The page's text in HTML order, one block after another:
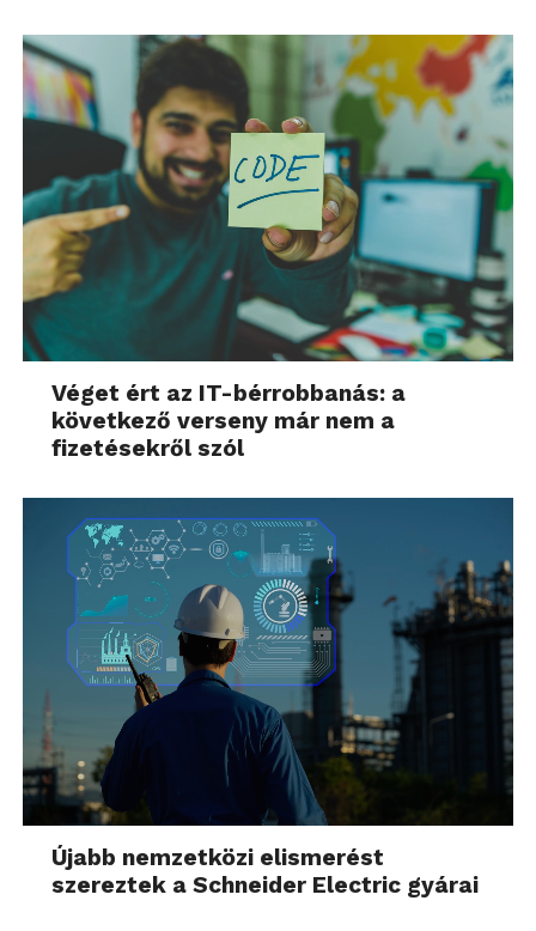
Véget ért az IT-bérrobbanás: a
következő verseny már nem a
fizetésekről szól
Újabb nemzetközi elismerést
szereztek a Schneider Electric gyárai